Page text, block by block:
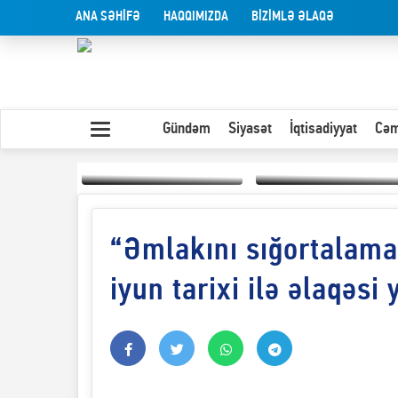
ANA SƏHİFƏ HAQQIMIZDA BİZİMLƏ ƏLAQƏ
Gündəm Siyasət İqtisadiyyat
Yaxın Şərqdəki
müharibənin qısa
təhlili
Olduğu kimi görünən
“Əmlakını
iyun tarixi ilə əlaqəsi